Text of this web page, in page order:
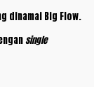
dinamai Big Flow.
single